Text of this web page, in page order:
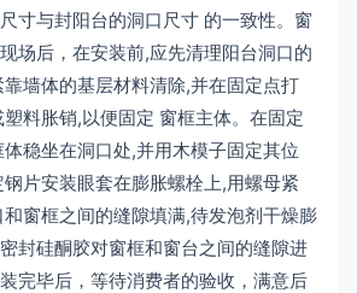
寸与封阳台的洞口尺寸 的一致性。窗
场后，在安装前,应先清理阳台洞口的
墙体的基层材料清除,并在固定点打
料胀销,以便固定 窗框主体。在固定
稳坐在洞口处,并用木模子固定其位
片安装眼套在膨胀螺栓上,用螺母紧
窗框之间的缝隙填满,待发泡剂干燥膨
封硅酮胶对窗框和窗台之间的缝隙进
完毕后，等待消费者的验收，满意后